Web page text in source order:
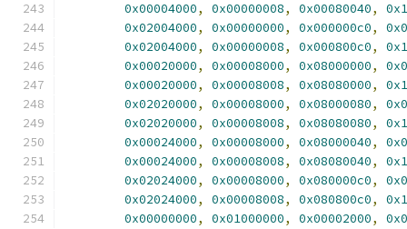
0x00004000, 0x00000008, 0x00080040,
0x02004000, 0x00000000, 0x000000c0,
0x02004000, 0x00000008, 0x000800c0,
0x00020000, 0x00008000, 0x08000000,
0x00020000, 0x00008008, 0x08080000,
0x02020000, 0x00008000, 0x08000080,
0x02020000, 0x00008008, 0x08080080,
0x00024000, 0x00008000, 0x08000040,
0x00024000, 0x00008008, 0x08080040,
0x02024000, 0x00008000, 0x080000c0,
0x02024000, 0x00008008, 0x080800c0,
0x00000000, 0x01000000, 0x00002000,